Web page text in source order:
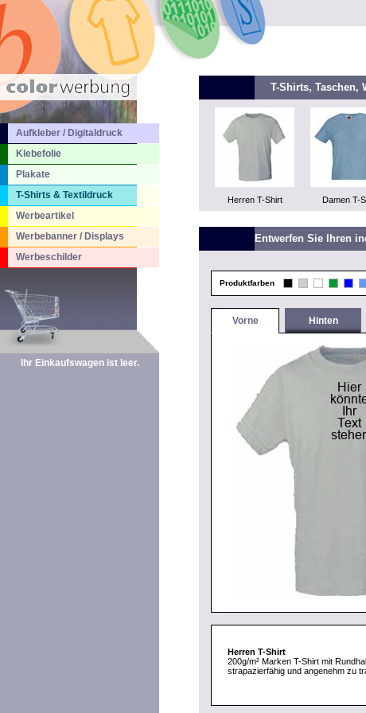
Aufkleber / Digitaldruck
Klebefolie
Plakate
T-Shirts & Textildruck
Werbeartikel
Werbebanner / Displays
Werbeschilder
Ihr Einkaufswagen ist leer.
T-Shirts, Taschen,
Herren T-Shirt Damen T-
Entwerfen Sie Ihren
Produktfarben
Vorne Hinten
Herren T-Shirt
200g/m² Marken T-Shirt mit
strapazierfähig und angenehm zu